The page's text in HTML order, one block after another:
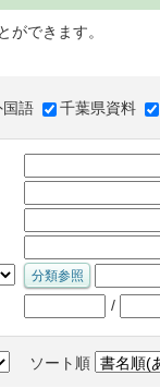
ができます。
国語 千葉県資料
/
ソート順